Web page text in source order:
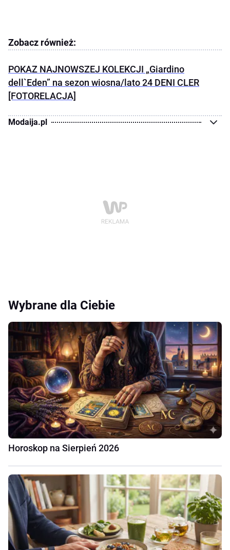
Zobacz również:
POKAZ NAJNOWSZEJ KOLEKCJI „Giardino
dell`Eden” na sezon wiosna/lato 24 DENI CLER
[FOTORELACJA]
Modaija.pl
Wybrane dla Ciebie
Horoskop na Sierpień 2026